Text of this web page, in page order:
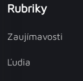
Rubriky
Zaujímavosti
Ľudia